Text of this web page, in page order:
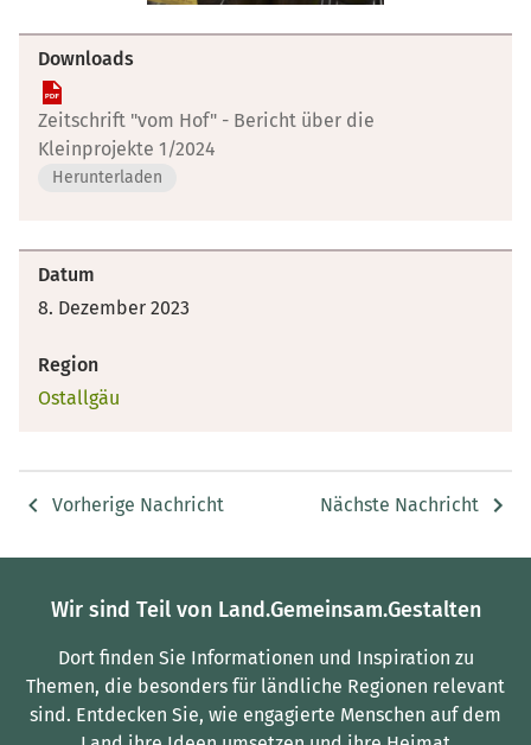
Downloads
Zeitschrift "vom Hof" - Bericht über die
Kleinprojekte 1/2024
Herunterladen
Datum
8. Dezember 2023
Region
Ostallgäu
Vorherige Nachricht Nächste Nachricht
Wir sind Teil von Land.Gemeinsam.Gestalten
Dort finden Sie Informationen und Inspiration zu
Themen, die besonders für ländliche Regionen relevant
sind. Entdecken Sie, wie engagierte Menschen auf dem